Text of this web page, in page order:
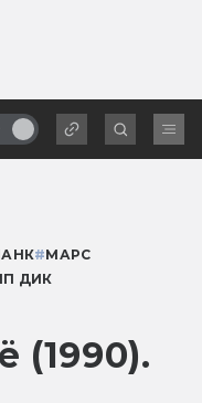
#МАРС
ДИК
(1990).